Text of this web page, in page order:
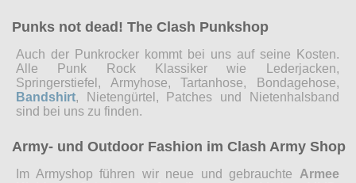
Punks not dead! The Clash Punkshop
Auch der Punkrocker kommt bei uns auf seine Kosten.
Alle Punk Rock Klassiker wie Lederjacken,
Springerstiefel, Armyhose, Tartanhose, Bondagehose,
Bandshirt, Nietengürtel, Patches und Nietenhalsband
sind bei uns zu finden.
Army- und Outdoor Fashion im Clash Army Shop
Im Armyshop führen wir neue und gebrauchte Armee